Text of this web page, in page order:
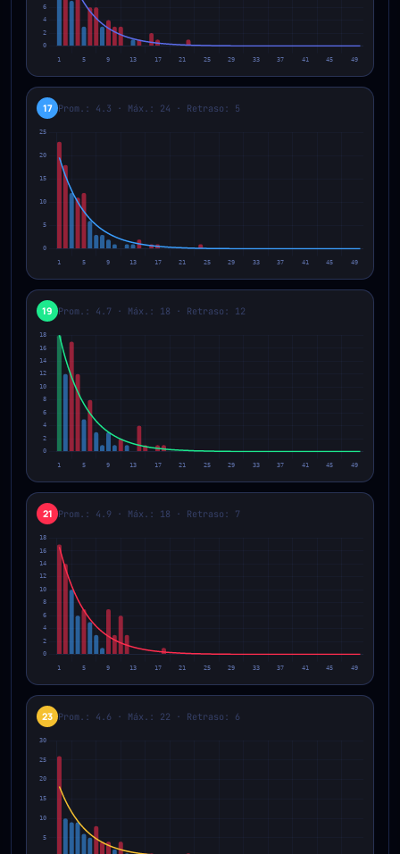
17 Prom.: 4.3 · Máx.: 24 · Retraso: 5
19 Prom.: 4.7 · Máx.: 18 · Retraso: 12
21 Prom.: 4.9 · Máx.: 18 · Retraso: 7
23 Prom.: 4.6 · Máx.: 22 · Retraso: 6